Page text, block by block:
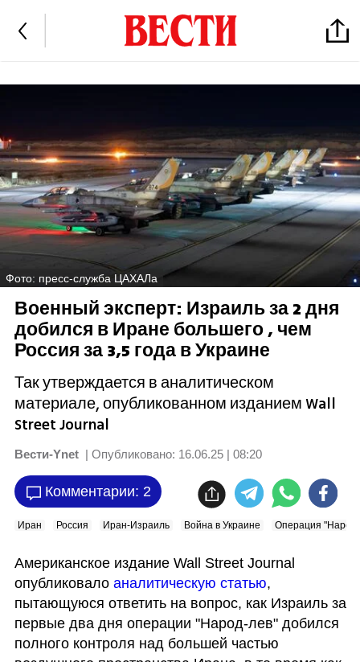
Фото: пресс-служба ЦАХАЛа
Военный эксперт: Израиль за 2 дня
добился в Иране большего , чем
Россия за 3,5 года в Украине
Так утверждается в аналитическом
материале, опубликованном изданием Wall
Street Journal
Вести-Ynet | Опубликовано: 16.06.25 | 08:20
Комментарии: 2
Иран Россия Иран-Израиль Война в Украине Операция "Народ
Американское издание Wall Street Journal
опубликовало аналитическую статью,
пытающуюся ответить на вопрос, как Израиль за
первые два дня операции "Народ-лев" добился
полного контроля над большей частью